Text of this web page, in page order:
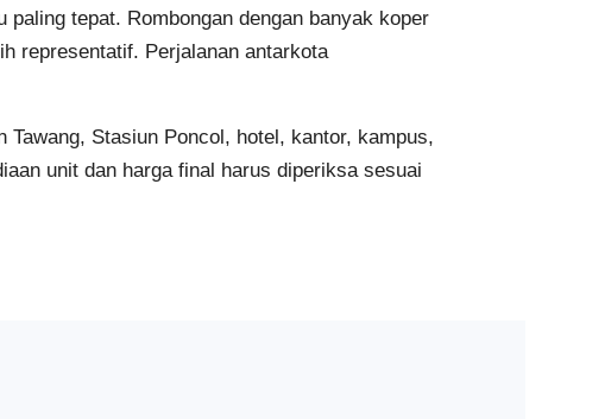
tepat. Rombongan dengan banyak koper
representatif. Perjalanan antarkota
Stasiun Poncol, hotel, kantor, kampus,
unit dan harga final harus diperiksa sesuai